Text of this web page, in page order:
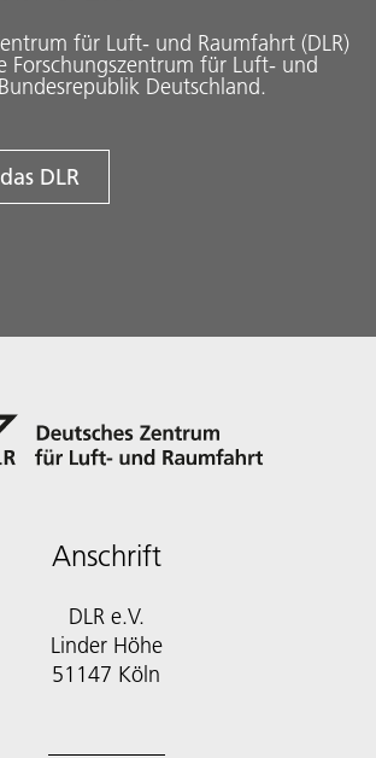
für Luft- und Raumfahrt (DLR)
Forschungszentrum für Luft- und
Deutschland.
DLR
Anschrift
DLR e.V.
Linder Höhe
51147 Köln